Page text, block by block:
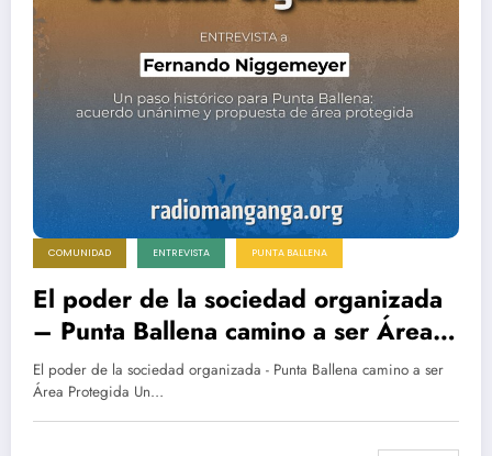
COMUNIDAD ENTREVISTA PUNTA BALLENA
El poder de la sociedad organizada
– Punta Ballena camino a ser Área
Protegida
El poder de la sociedad organizada - Punta Ballena camino a ser
Área Protegida Un…